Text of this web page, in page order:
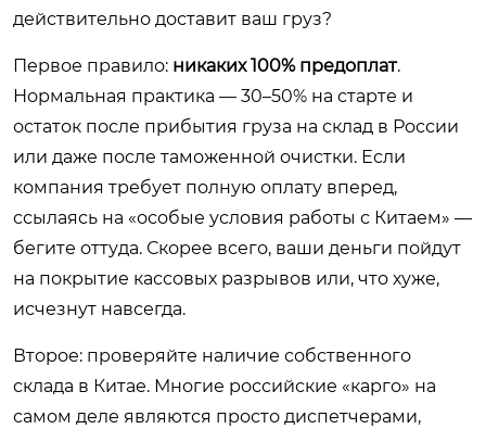
действительно доставит ваш груз?
Первое правило: никаких 100% предоплат.
Нормальная практика — 30–50% на старте и
остаток после прибытия груза на склад в России
или даже после таможенной очистки. Если
компания требует полную оплату вперед,
ссылаясь на «особые условия работы с Китаем» —
бегите оттуда. Скорее всего, ваши деньги пойдут
на покрытие кассовых разрывов или, что хуже,
исчезнут навсегда.
Второе: проверяйте наличие собственного
склада в Китае. Многие российские «карго» на
самом деле являются просто диспетчерами,